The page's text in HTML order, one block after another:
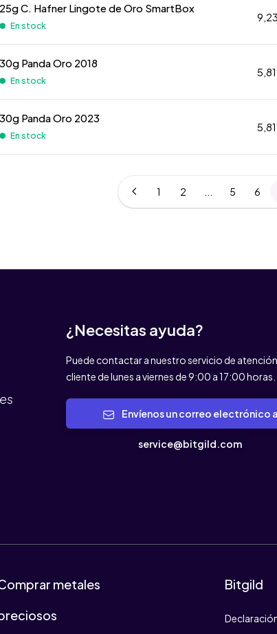
25g C. Hafner Lingote de Oro SmartBox
En stock
30g Panda Oro 2018
En stock
30g Panda Oro 2023
En stock
1 2 5 6
¿Necesitas ayuda?
Puede contactar a nuestro servicio de
cliente de lunes a viernes de 9:00 a 17:00 horas.
service@bitgild.com
metales
Bitgild